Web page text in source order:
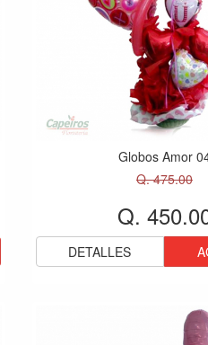
Globos Amor
Q. 475.00
Q.
DETALLES